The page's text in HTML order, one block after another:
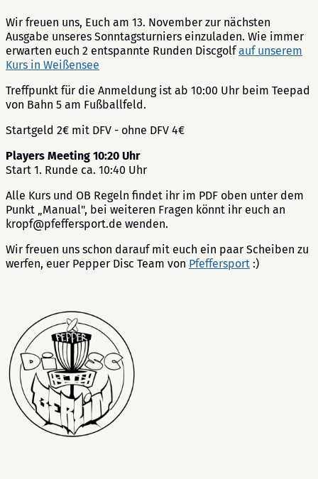
Wir freuen uns, Euch am 13. November zur nächsten
Ausgabe unseres Sonntagsturniers einzuladen. Wie immer
erwarten euch 2 entspannte Runden Discgolfauf unserem
Kurs in Weißensee
Treffpunkt für die Anmeldung ist ab 10:00 Uhr beim Teepad
von Bahn 5 am Fußballfeld.
Startgeld 2€ mit DFV - ohne DFV 4€
Players Meeting 10:20 Uhr
Start 1. Runde ca. 10:40 Uhr
Alle Kurs und OB Regeln findet ihr im PDF oben unter dem
Punkt „Manual", bei weiteren Fragen könnt ihr euch an
kropf@pfeffersport.de wenden.
Wir freuen uns schon darauf mit euch ein paar Scheiben zu
werfen, euer Pepper Disc Team von Pfeffersport :)